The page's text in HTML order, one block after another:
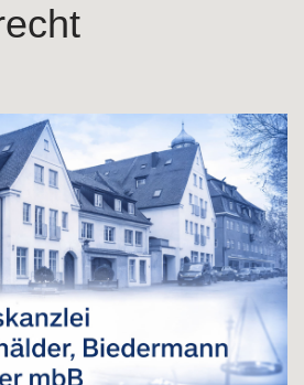
B & Partner in Obergünzburg
und ✓Bauvertragsrecht,
entdecken. ➡️
Ihr Anwalt bietet
✓Architektenrecht,
in Obergünzburg.